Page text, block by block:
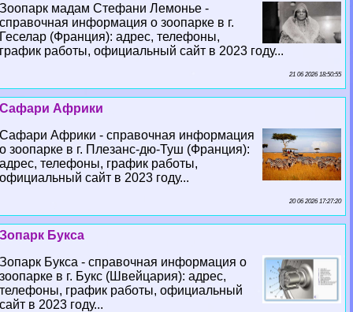
Зоопарк мадам Стефани Лемонье -
справочная информация о зоопарке в г.
Геселар (Франция): адрес, телефоны,
график работы, официальный сайт в 2023 году...
21 06 2026 18:50:55
Сафари Африки
Сафари Африки - справочная информация
о зоопарке в г. Плезанс-дю-Туш (Франция):
адрес, телефоны, график работы,
официальный сайт в 2023 году...
20 06 2026 17:27:20
Зопарк Букса
Зопарк Букса - справочная информация о
зоопарке в г. Букс (Швейцария): адрес,
телефоны, график работы, официальный
сайт в 2023 году...